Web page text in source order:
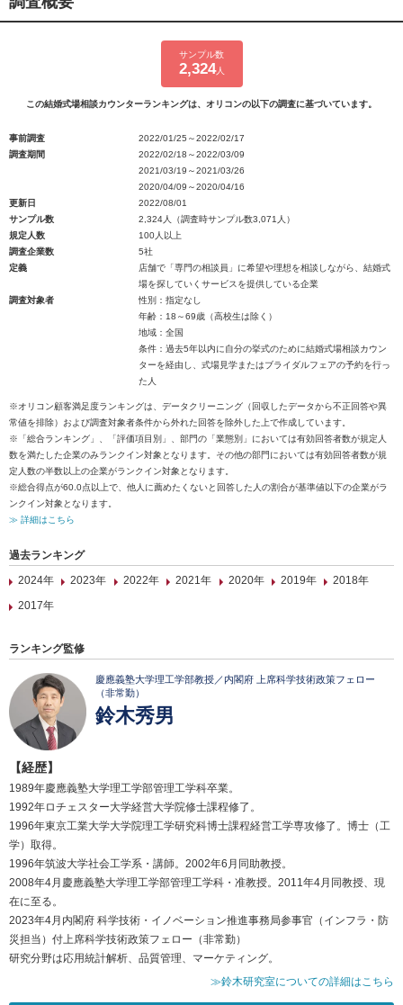
サンプル数
2,324人
この結婚式場相談カウンターランキングは、オリコンの以下の調査に基づいています。
事前調査
2022/01/25～2022/02/17
調査期間
2022/02/18～2022/03/09
2021/03/19～2021/03/26
2020/04/09～2020/04/16
更新日
2022/08/01
サンプル数
2,324人（調査時サンプル数3,071人）
規定人数
100人以上
調査企業数
5社
定義
店舗で「専門の相談員」に希望や理想を相談しながら、結婚式
場を探していくサービスを提供している企業
調査対象者
性別：指定なし
年齢：18～69歳（高校生は除く）
地域：全国
条件：過去5年以内に自分の挙式のために結婚式場相談カウン
ターを経由し、式場見学またはブライダルフェアの予約を行っ
た人
※オリコン顧客満足度ランキングは、データクリーニング（回収したデータから不正回答や異
常値を排除）および調査対象者条件から外れた回答を除外した上で作成しています。
※「総合ランキング」、「評価項目別」、部門の「業態別」においては有効回答者数が規定人
数を満たした企業のみランクイン対象となります。その他の部門においては有効回答者数が規
定人数の半数以上の企業がランクイン対象となります。
※総合得点が60.0点以上で、他人に薦めたくないと回答した人の割合が基準値以下の企業がラ
ンクイン対象となります。
≫ 詳細はこちら
過去ランキング
2024年
2023年 2022年 2021年 2020年 2019年
2018年
2017年
ランキング監修
慶應義塾大学理工学部教授／内閣府 上席科学技術政策フェロー
（非常勤）
鈴木秀男
【経歴】
1989年慶應義塾大学理工学部管理工学科卒業。
1992年ロチェスター大学経営大学院修士課程修了。
1996年東京工業大学大学院理工学研究科博士課程経営工学専攻修了。博士（工
学）取得。
1996年筑波大学社会工学系・講師。2002年6月同助教授。
2008年4月慶應義塾大学理工学部管理工学科・准教授。2011年4月同教授、現
在に至る。
2023年4月内閣府 科学技術・イノベーション推進事務局参事官（インフラ・防
災担当）付上席科学技術政策フェロー（非常勤）
研究分野は応用統計解析、品質管理、マーケティング。
≫鈴木研究室についての詳細はこちら